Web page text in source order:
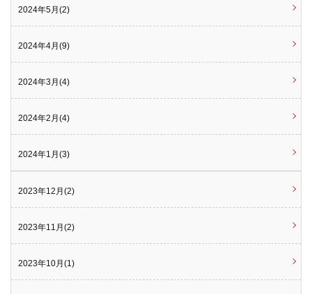
2024年5月(2)
2024年4月(9)
2024年3月(4)
2024年2月(4)
2024年1月(3)
2023年12月(2)
2023年11月(2)
2023年10月(1)